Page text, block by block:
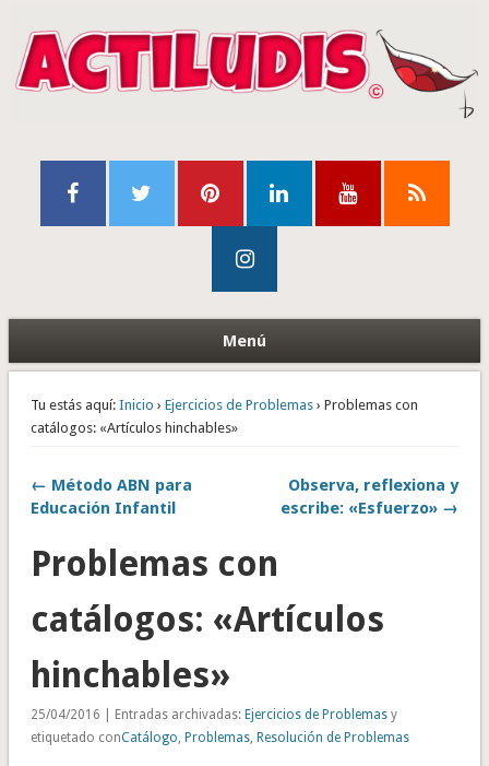
Menú
Tu estás aquí: Inicio › Ejercicios de Problemas› Problemas con
catálogos: «Artículos hinchables»
← Método ABN para
Educación Infantil
Observa, reflexiona y
escribe: «Esfuerzo» →
Problemas con
catálogos: «Artículos
hinchables»
25/04/2016 | Entradas archivadas: Ejercicios de Problemasy
etiquetado conCatálogo, Problemas, Resolución de Problemas